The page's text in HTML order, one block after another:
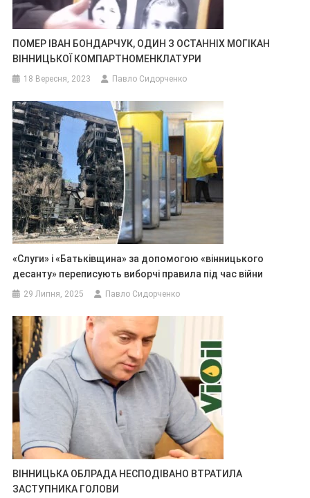
ПОМЕР ІВАН БОНДАРЧУК, ОДИН З ОСТАННІХ МОГІКАН
ВІННИЦЬКОЇ КОМПАРТНОМЕНКЛАТУРИ
18 Вересня, 2023 Павло Сидорченко
«Слуги» і «Батьківщина» за допомогою «вінницького
десанту» переписують виборчі правила під час війни
29 Липня, 2025 Павло Сидорченко
ВІННИЦЬКА ОБЛРАДА НЕСПОДІВАНО ВТРАТИЛА
ЗАСТУПНИКА ГОЛОВИ